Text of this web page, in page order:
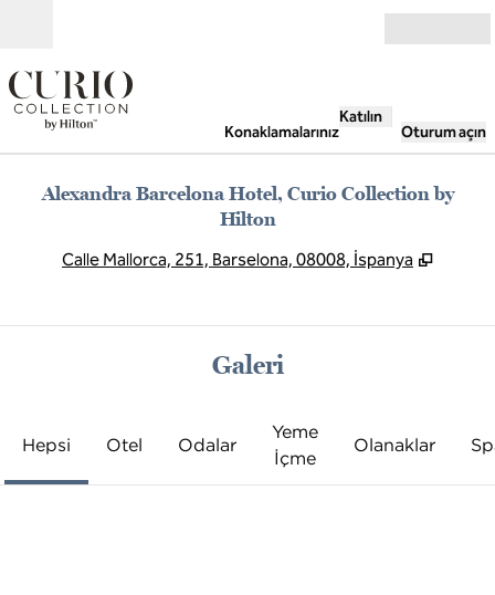
Konaklamalarınız
Katılın
Oturum açın
Alexandra Barcelona Hotel, Curio Collection by
Hilton
Calle Mallorca, 251, Barselona, 08008, İspanya ,
Galeri
Hepsi Otel Odalar
Yeme
İçme
Olanaklar